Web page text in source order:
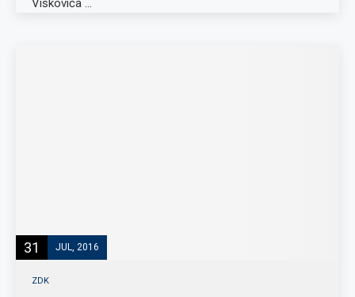
Viškovića …
31 JUL, 2016
ZDK